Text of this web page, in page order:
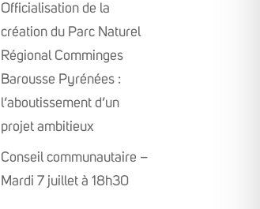
Officialisation de la
création du Parc Naturel
Régional Comminges
Barousse Pyrénées :
l’aboutissement d’un
projet ambitieux
Conseil communautaire –
Mardi 7 juillet à 18h30